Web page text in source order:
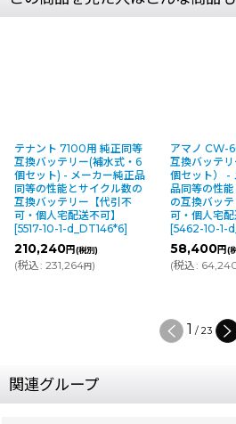
テナント 7100用 純正同等
互換バッテリー(補水式・6
個セット) - メーカー純正品
同等の性能とサイクル数の
互換バッテリー【代引不
可・個人宅配送不可】
[5517-10-1-d_DT146*6]
210,240円(税別)
(税込: 231,264円)
アマノ CW-
互換バッテ
個セット） -
品同等の性
の互換バッ
可・個人宅配
[5462-10-1-
58,400円(
(税込:
1 / 23
関連グループ